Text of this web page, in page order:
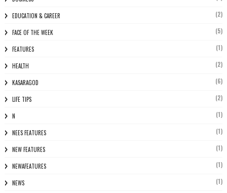
EDUCATION & CAREER (2)
FACE OF THE WEEK (5)
FEATURES (1)
HEALTH (2)
KASARAGOD (6)
LIFE TIPS (2)
N (1)
NEES FEATURES (1)
NEW FEATURES (1)
NEWAFEATURES (1)
NEWS (1)